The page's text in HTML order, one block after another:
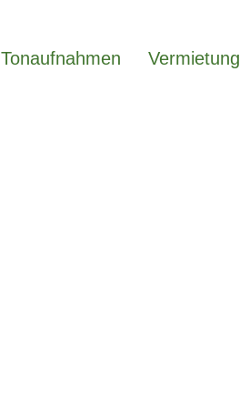
Tonaufnahmen Vermietung